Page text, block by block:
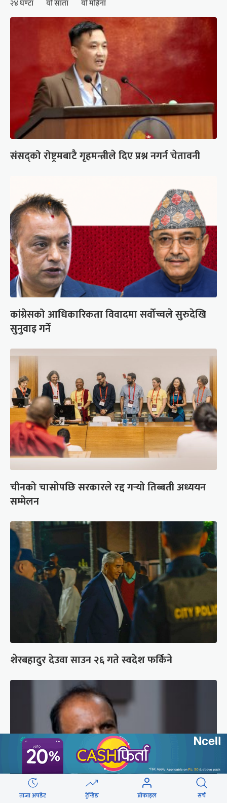
२४ घण्टा यो साता यो महिना
संसद्को रोष्ट्रमबाटै गृहमन्त्रीले दिए प्रश्न नगर्न चेतावनी
कांग्रेसको आधिकारिकता विवादमा सर्वोच्चले सुरुदेखि
सुनुवाइ गर्ने
चीनको चासोपछि सरकारले रद्द गर्‍यो तिब्बती अध्ययन
सम्मेलन
शेरबहादुर देउवा साउन २६ गते स्वदेश फर्किने
ताजा अपडेट ट्रेन्डिङ प्रोफाइल सर्च